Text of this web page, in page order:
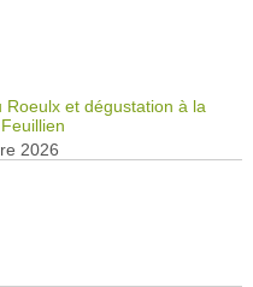
et dégustation à la
2026